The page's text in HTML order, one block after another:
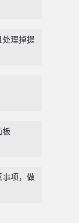
处理掉提
板
事项，做